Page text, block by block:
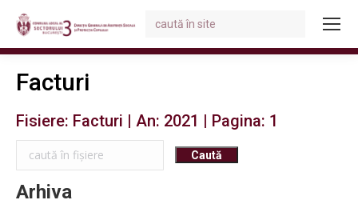
Search:
Facturi
Fisiere: Facturi | An: 2021 | Pagina: 1
Arhiva